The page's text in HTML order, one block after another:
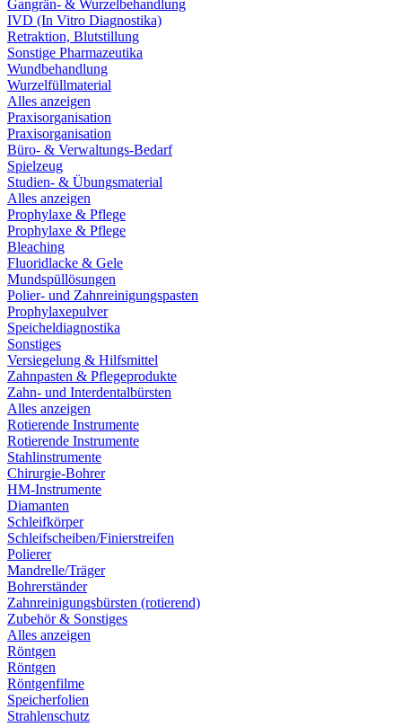
Gangrän- & Wurzelbehandlung
IVD (In Vitro Diagnostika)
Retraktion, Blutstillung
Sonstige Pharmazeutika
Wundbehandlung
Wurzelfüllmaterial
Alles anzeigen
Praxisorganisation
Praxisorganisation
Büro- & Verwaltungs-Bedarf
Spielzeug
Studien- & Übungsmaterial
Alles anzeigen
Prophylaxe & Pflege
Prophylaxe & Pflege
Bleaching
Fluoridlacke & Gele
Mundspüllösungen
Polier- und Zahnreinigungspasten
Prophylaxepulver
Speicheldiagnostika
Sonstiges
Versiegelung & Hilfsmittel
Zahnpasten & Pflegeprodukte
Zahn- und Interdentalbürsten
Alles anzeigen
Rotierende Instrumente
Rotierende Instrumente
Stahlinstrumente
Chirurgie-Bohrer
HM-Instrumente
Diamanten
Schleifkörper
Schleifscheiben/Finierstreifen
Polierer
Mandrelle/Träger
Bohrerständer
Zahnreinigungsbürsten (rotierend)
Zubehör & Sonstiges
Alles anzeigen
Röntgen
Röntgen
Röntgenfilme
Speicherfolien
Strahlenschutz